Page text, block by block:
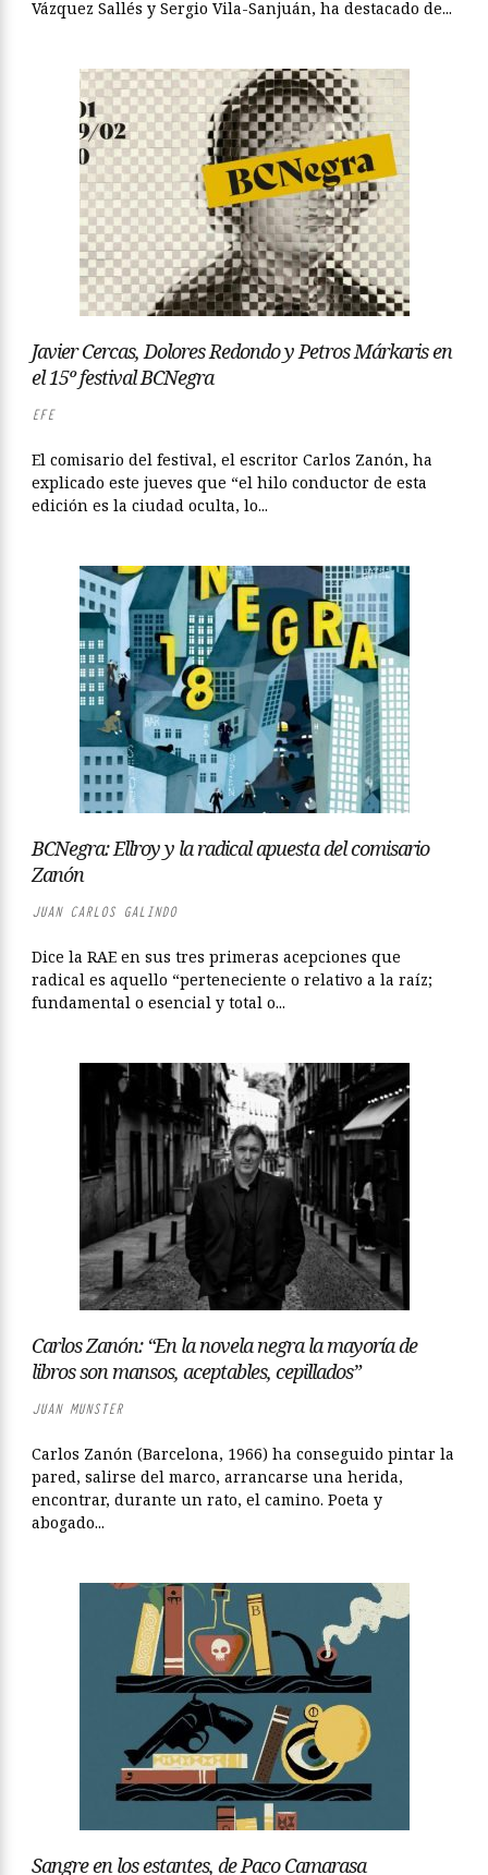
Vázquez Sallés y Sergio Vila-Sanjuán, ha destacado de...
Javier Cercas, Dolores Redondo y Petros Márkaris en
el 15º festival BCNegra
EFE
El comisario del festival, el escritor Carlos Zanón, ha
explicado este jueves que “el hilo conductor de esta
edición es la ciudad oculta, lo...
BCNegra: Ellroy y la radical apuesta del comisario
Zanón
JUAN CARLOS GALINDO
Dice la RAE en sus tres primeras acepciones que
radical es aquello “perteneciente o relativo a la raíz;
fundamental o esencial y total o...
Carlos Zanón: “En la novela negra la mayoría de
libros son mansos, aceptables, cepillados”
JUAN MUNSTER
Carlos Zanón (Barcelona, 1966) ha conseguido pintar la
pared, salirse del marco, arrancarse una herida,
encontrar, durante un rato, el camino. Poeta y
abogado...
Sangre en los estantes, de Paco Camarasa